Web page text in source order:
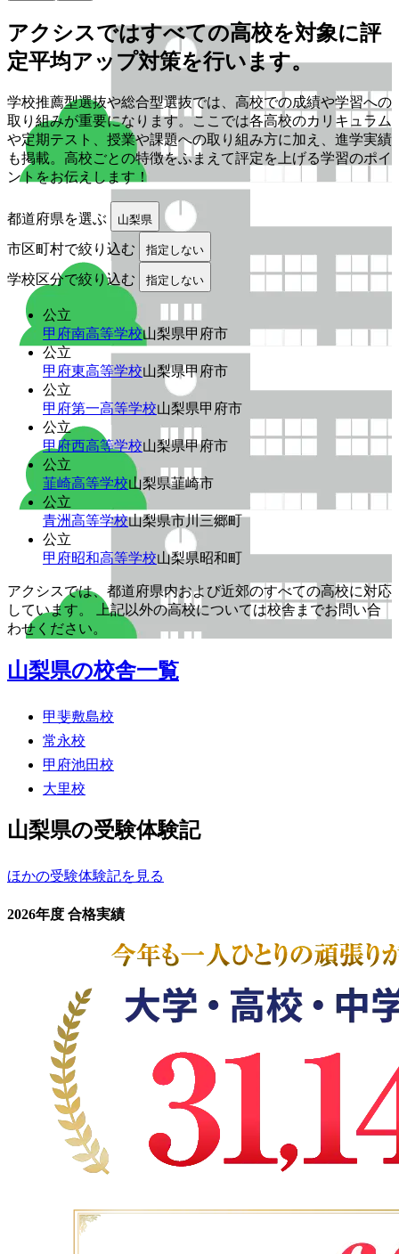
アクシスではすべての高校を対象に評
定平均アップ対策を行います。
学校推薦型選抜や総合型選抜では、高校での成績や学習への
取り組みが重要になります。ここでは各高校のカリキュラム
や定期テスト、授業や課題への取り組み方に加え、進学実績
も掲載。高校ごとの特徴をふまえて評定を上げる学習のポイ
ントをお伝えします！
都道府県を選ぶ 山梨県
市区町村で絞り込む 指定しない
学校区分で絞り込む 指定しない
公立
甲府南高等学校山梨県甲府市
公立
甲府東高等学校山梨県甲府市
公立
甲府第一高等学校山梨県甲府市
公立
甲府西高等学校山梨県甲府市
公立
韮崎高等学校山梨県韮崎市
公立
青洲高等学校山梨県市川三郷町
公立
甲府昭和高等学校山梨県昭和町
アクシスでは、都道府県内および近郊のすべての高校に対応
しています。 上記以外の高校については校舎までお問い合
わせください。
山梨県の校舎一覧
甲斐敷島校
常永校
甲府池田校
大里校
山梨県の受験体験記
ほかの受験体験記を見る
2026年度 合格実績